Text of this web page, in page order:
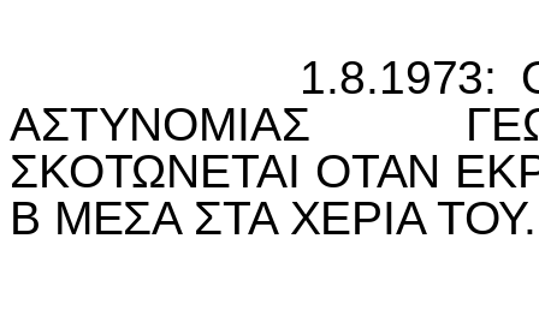
1.8.1973: Ο
ΑΣΤΥΝΟΜIΑΣ
ΣΚΟΤΩΝΕΤΑI ΟΤΑΝ
Β ΜΕΣΑ ΣΤΑ ΧΕΡIΑ ΤΟΥ.